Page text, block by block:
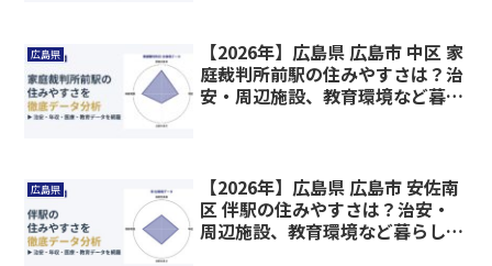
広島県
【2026年】広島県 広島市 中区 家
庭裁判所前駅の住みやすさは？治
安・周辺施設、教育環境など暮ら
広島県
【2026年】広島県 広島市 安佐南
区 伴駅の住みやすさは？治安・
周辺施設、教育環境など暮らしに